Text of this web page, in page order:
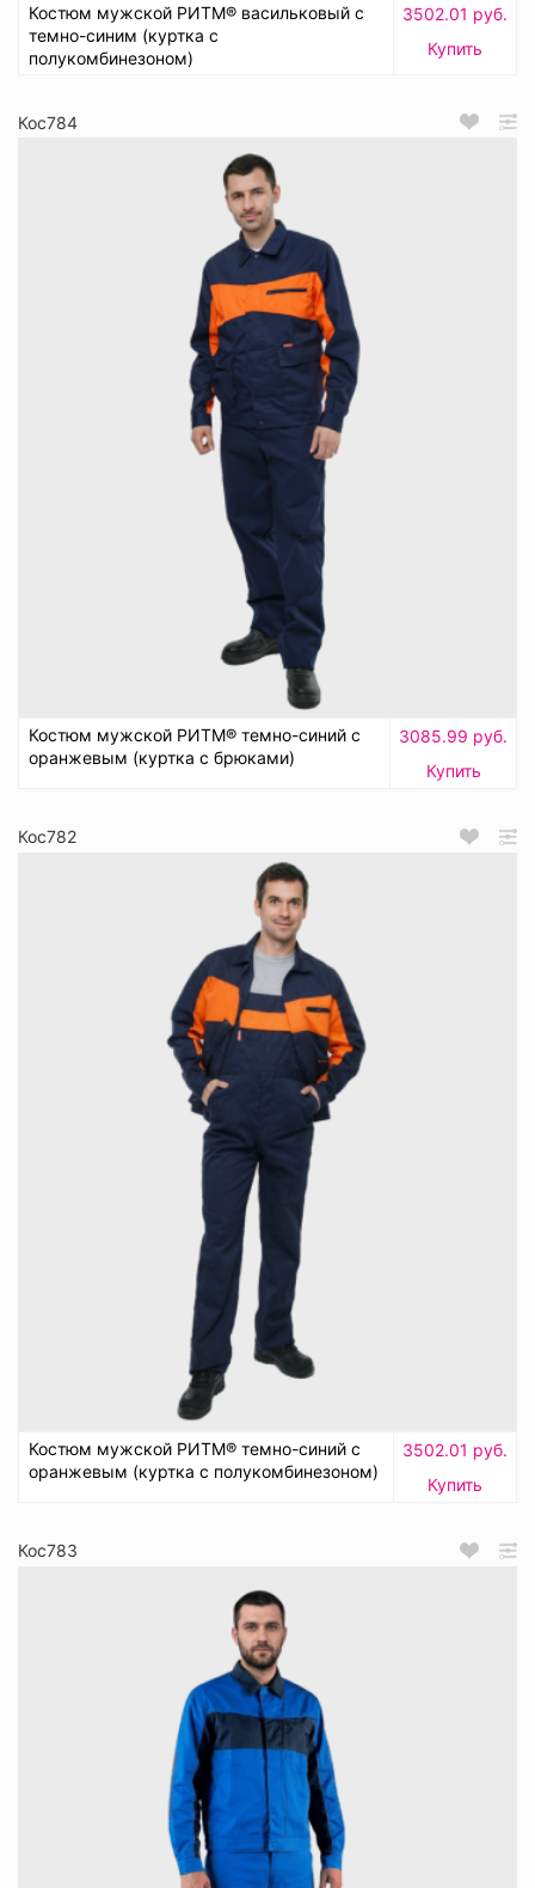
Костюм мужской РИТМ® васильковый с
темно-синим (куртка с
полукомбинезоном)
3502.01 руб.
Купить
Кос784
Костюм мужской РИТМ® темно-синий с
оранжевым (куртка с брюками)
3085.99 руб.
Купить
Кос782
Костюм мужской РИТМ® темно-синий с
оранжевым (куртка с полукомбинезоном)
3502.01 руб.
Купить
Кос783